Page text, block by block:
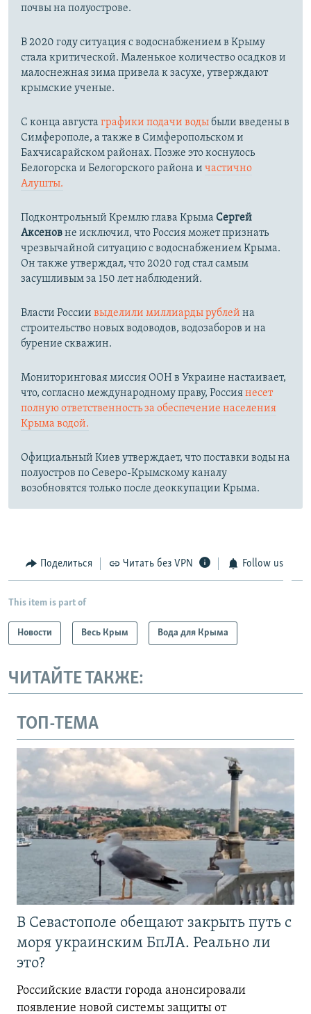
почвы на полуострове.
В 2020 году ситуация с водоснабжением в Крыму
стала критической. Маленькое количество осадков и
малоснежная зима привела к засухе, утверждают
крымские ученые.
С конца августа графики подачи водыбыли введены в
Симферополе, а также в Симферопольском и
Бахчисарайском районах. Позже это коснулось
Белогорска и Белогорского района и частично
Алушты.
Подконтрольный Кремлю глава Крыма Сергей
Аксеновне исключил, что Россия может признать
чрезвычайной ситуацию с водоснабжением Крыма.
Он также утверждал, что 2020 год стал самым
засушливым за 150 лет наблюдений.​
Власти России выделили миллиарды рублей на
строительство новых водоводов, водозаборов и на
бурение скважин.
Мониторинговая миссия ООН в Украине настаивает,
что, согласно международному праву, Россиянесет
полную ответственность за обеспечение населения
Крыма водой.
Официальный Киев утверждает, что поставки воды на
полуостров по Северо-Крымскому каналу
возобновятся только после деоккупации Крыма.
Поделиться Читать без VPN Follow us
This item is part of
Новости Весь Крым Вода для Крыма
ЧИТАЙТЕ ТАКЖЕ:
ТОП-ТЕМА
В Севастополе обещают закрыть путь с
моря украинским БпЛА. Реально ли
это?
Российские власти города анонсировали
появление новой системы защиты от